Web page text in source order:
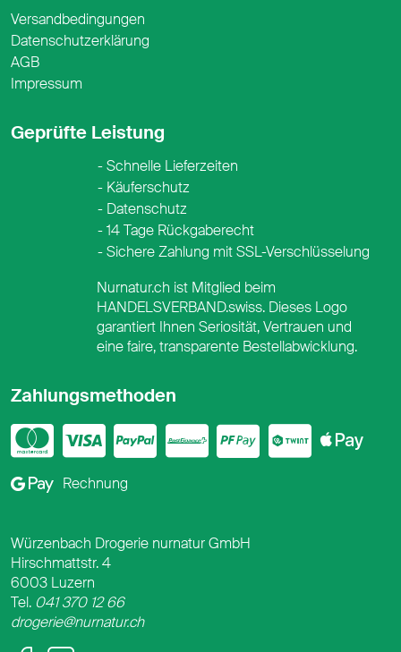
Versandbedingungen
Datenschutzerklärung
AGB
Impressum
Geprüfte Leistung
Schnelle Lieferzeiten
Käuferschutz
Datenschutz
14 Tage Rückgaberecht
Sichere Zahlung mit SSL-Verschlüsselung
Zahlungsmethoden
Mastercard
VisaPayPal
PostFinance
Twint
Google Pay
Rechnung
Nurnatur.ch ist Mitglied beim
HANDELSVERBAND.swiss. Dieses Logo
garantiert Ihnen Seriosität, Vertrauen und
eine faire, transparente Bestellabwicklung.
Würzenbach Drogerie nurnatur GmbH
Hirschmattstr. 4
6003 Luzern
Tel. 041 370 12 66
drogerie@nurnatur.ch